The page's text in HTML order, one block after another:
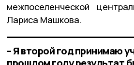
межпоселенческой
Лариса Машкова.
– Я второй год принимаю